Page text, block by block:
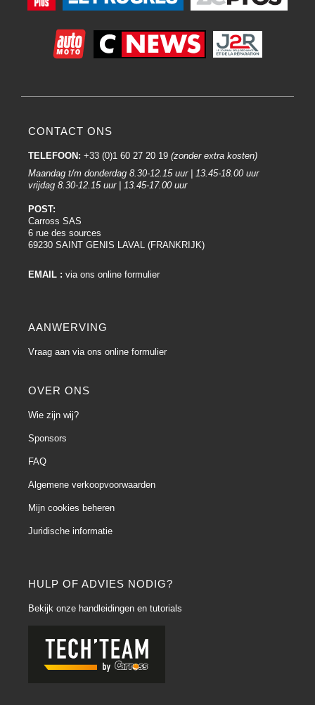
HULP OF ADVIES NODIG?
Bekijk onze handleidingen en tutorials
CONTACT ONS
TELEFOON: +33 (0)1 60 27 20 19 (zonder extra kosten)
Maandag t/m donderdag 8.30-12.15 uur | 13.45-18.00 uur
vrijdag 8.30-12.15 uur | 13.45-17.00 uur
POST:
Carross SAS
6 rue des sources
69230 SAINT GENIS LAVAL (FRANKRIJK)
EMAIL : via ons online formulier
AANWERVING
Vraag aan via ons online formulier
OVER ONS
Wie zijn wij?
Sponsors
FAQ
Algemene verkoopvoorwaarden
Mijn cookies beheren
Juridische informatie